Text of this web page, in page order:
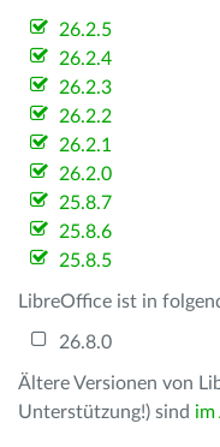
26.2.5
26.2.4
26.2.3
26.2.2
26.2.1
26.2.0
25.8.7
25.8.6
25.8.5
LibreOffice ist in
26.8.0
Ältere Versionen von
Unterstützung!) sind im